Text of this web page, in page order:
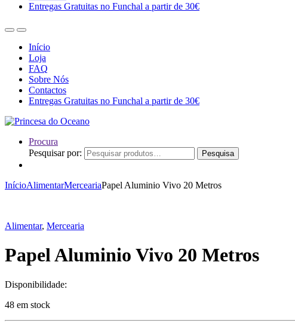
Entregas Gratuitas no Funchal a partir de 30€
Início
Loja
FAQ
Sobre Nós
Contactos
Entregas Gratuitas no Funchal a partir de 30€
Procura
Pesquisar por:
Pesquisa
InícioAlimentarMerceariaPapel Aluminio Vivo 20 Metros
Alimentar, Mercearia
Papel Aluminio Vivo 20 Metros
Disponibilidade:
48 em stock